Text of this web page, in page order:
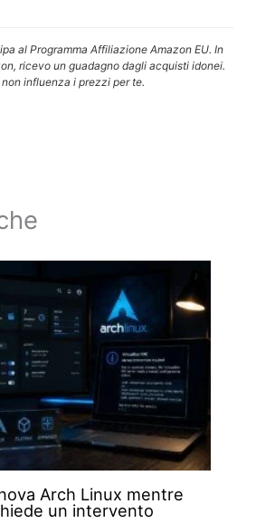
al Programma Affiliazione Amazon EU. In
ricevo un guadagno dagli acquisti idonei.
influenza i prezzi per te.
Arch Linux mentre
un intervento